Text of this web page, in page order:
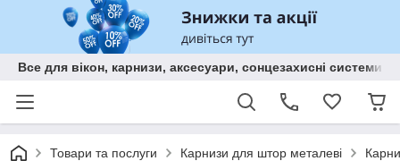
Все для вікон, карнизи, аксесуари, сонцезахисні
Товари та послуги Карнизи для штор металеві